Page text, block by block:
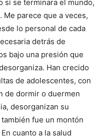
si se terminara el mundo,
Me parece que a veces,
lo personal de cada
detrás de
bajo una presión que
Han crecido
de adolescentes, con
de dormir o duermen
desorganizan su
fue un montón
cuanto a la salud